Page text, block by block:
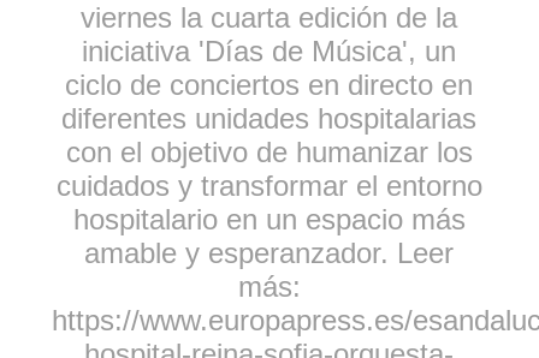
viernes la cuarta edición de la
iniciativa 'Días de Música', un
ciclo de conciertos en directo en
diferentes unidades hospitalarias
con el objetivo de humanizar los
cuidados y transformar el entorno
hospitalario en un espacio más
amable y esperanzador. Leer
más:
https://www.europapress.es/